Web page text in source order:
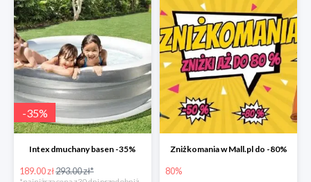
-35%
Intex dmuchany basen -35%
189.00 zł293.00 zł*
Zniżkomania w Mall.pl do -80%
80%